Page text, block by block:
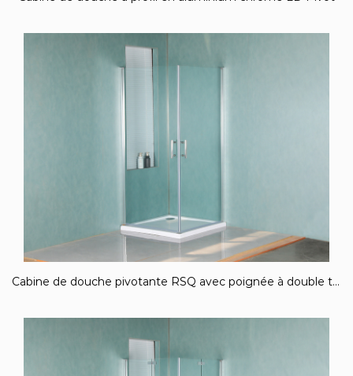
Cabine de douche pivotante RSQ avec poignée à double trous